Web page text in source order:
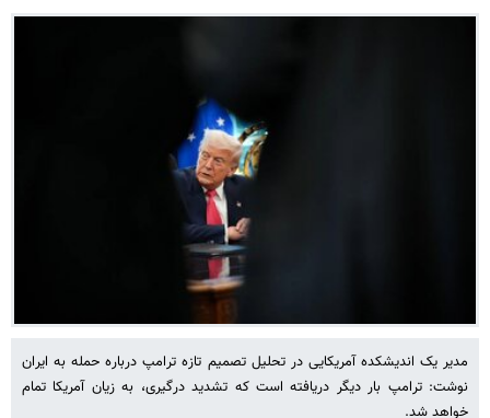
مدیر یک اندیشکده آمریکایی در تحلیل تصمیم تازه ترامپ درباره حمله به ایران
نوشت: ترامپ بار دیگر دریافته است که تشدید درگیری، به زیان آمریکا تمام
خواهد شد.